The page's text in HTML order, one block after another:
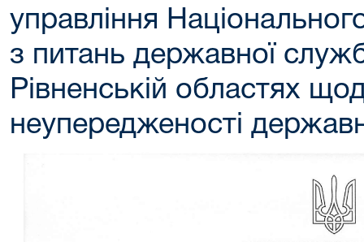
управління
з питань державної
Рівненській областях
неупередженості